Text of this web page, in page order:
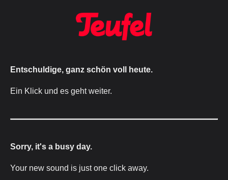
Entschuldige, ganz schön voll heute.
Ein Klick und es geht weiter.
Sorry, it's a busy day.
Your new sound is just one click away.